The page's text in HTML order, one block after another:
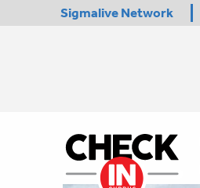
Sigmalive Network